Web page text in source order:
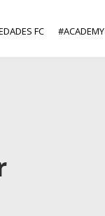
FC #ACADEMY